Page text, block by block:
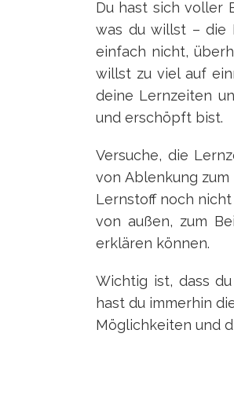
Du hast sich voller
was du willst – die
einfach nicht,
willst zu viel auf
deine Lernzeiten
und erschöpft bist.
Versuche, die
von Ablenkung
Lernstoff noch
von außen, zum
erklären können.
Wichtig ist, dass
hast du immerhin
Möglichkeiten und